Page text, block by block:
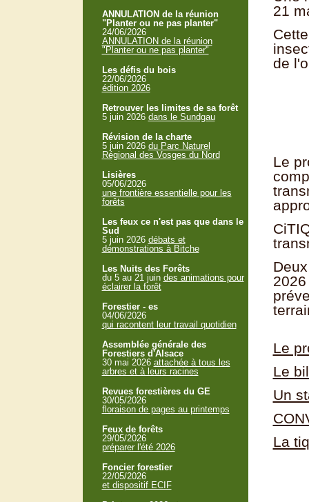
21
de
Le
Le
Le
Un
La
ANNULATION de la réunion
"Planter ou ne pas planter"
24/06/2026
ANNULATION de la réunion
"Planter ou ne pas planter"
Les défis du bois
22/06/2026
édition 2026
Retrouver les limites de sa forêt
5 juin 2026 dans le Sundgau
Révision de la charte
5 juin 2026 du Parc Naturel
Régional des Vosges du Nord
Lisières
05/06/2026
une frontière essentielle pour les
forêts
Les feux ce n'est pas que dans le
Sud
5 juin 2026 débats et
démonstrations à Bitche
Les Nuits des Forêts
du 5 au 21 juin des animations pour
éclairer la forêt
Forestier - es
04/06/2026
qui racontent leur travail quotidien
Assemblée générale des
Forestiers d'Alsace
30 mai 2026 attachée à tous les
arbres et à leurs racines
Revues forestières du GE
30/05/2026
floraison de pages au printemps
Feux de forêts
29/05/2026
préparer l'été 2026
Foncier forestier
22/05/2026
et dispositif ECIF